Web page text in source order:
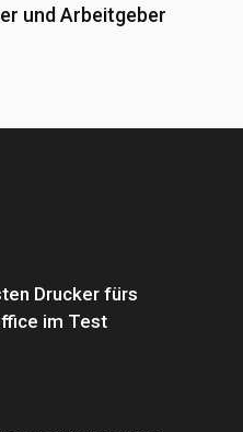
und Arbeitgeber
Drucker fürs
im Test